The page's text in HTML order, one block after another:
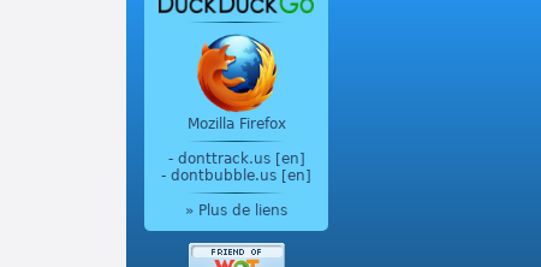
Mozilla Firefox
- donttrack.us [en]
- dontbubble.us [en]
» Plus de liens